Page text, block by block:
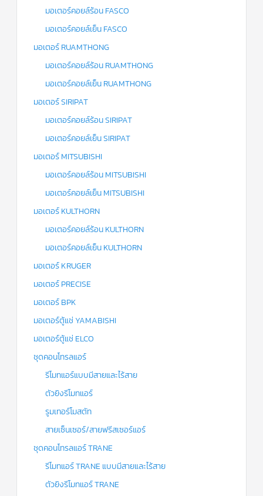
มอเตอร์คอยล์ร้อน FASCO
มอเตอร์คอยล์เย็น FASCO
มอเตอร์ RUAMTHONG
มอเตอร์คอยล์ร้อน RUAMTHONG
มอเตอร์คอยล์เย็น RUAMTHONG
มอเตอร์ SIRIPAT
มอเตอร์คอยล์ร้อน SIRIPAT
มอเตอร์คอยล์เย็น SIRIPAT
มอเตอร์ MITSUBISHI
มอเตอร์คอยล์ร้อน MITSUBISHI
มอเตอร์คอยล์เย็น MITSUBISHI
มอเตอร์ KULTHORN
มอเตอร์คอยล์ร้อน KULTHORN
มอเตอร์คอยล์เย็น KULTHORN
มอเตอร์ KRUGER
มอเตอร์ PRECISE
มอเตอร์ BPK
มอเตอร์ตู้แช่ YAMABISHI
มอเตอร์ตู้แช่ ELCO
ชุดคอนโทรลแอร์
รีโมทแอร์แบบมีสายและไร้สาย
ตัวยิงรีโมทแอร์
รูมเทอร์โมสตัท
สายเซ็นเซอร์/สายฟรีสเซอร์แอร์
ชุดคอนโทรลแอร์ TRANE
รีโมทแอร์ TRANE แบบมีสายและไร้สาย
ตัวยิงรีโมทแอร์ TRANE